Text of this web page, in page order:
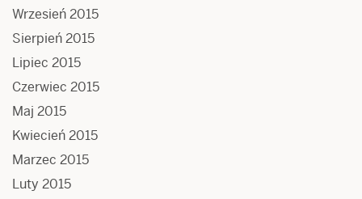
Wrzesień 2015
Sierpień 2015
Lipiec 2015
Czerwiec 2015
Maj 2015
Kwiecień 2015
Marzec 2015
Luty 2015